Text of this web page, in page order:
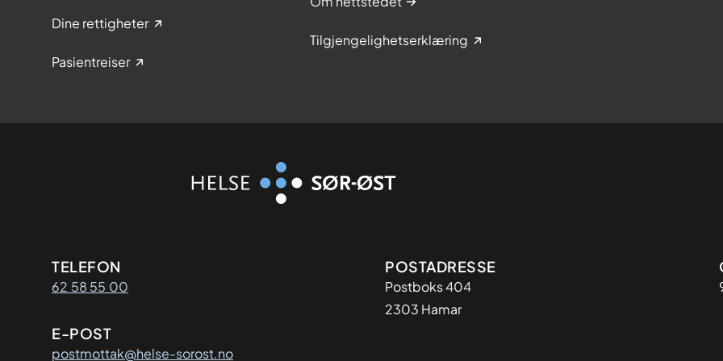
Dine rettigheter
Pasientreiser
Tilgjengelighetserklæring
Kontaktinformasjon
TELEFON
62 58 55 00
E-POST
postmottak@helse-sorost.no
Adresse
POSTADRESSE
Postboks 404
2303 Hamar